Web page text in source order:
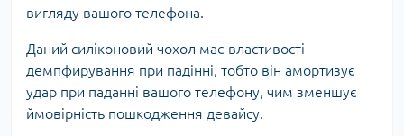
вигляду вашого телефона.
Даний силіконовий чохол має властивості
демпфирування при падінні, тобто він амортизує
удар при паданні вашого телефону, чим зменшує
ймовірність пошкодження девайсу.